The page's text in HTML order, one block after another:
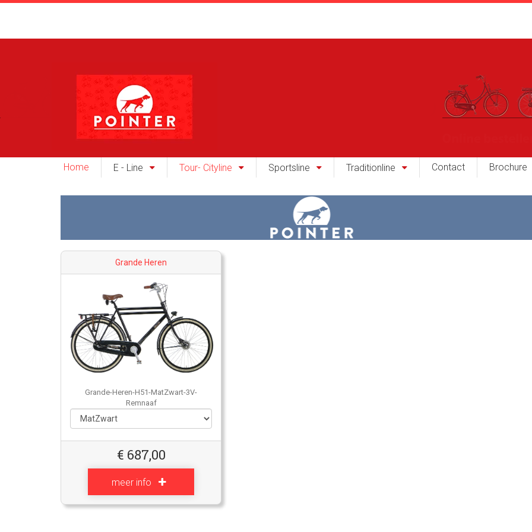
Home E - Line Tour- Cityline Sportsline Traditionline Contact Brochure
Grande Heren
Grande-Heren-H51-MatZwart-3V-
Remnaaf
€ 687,00
meer info